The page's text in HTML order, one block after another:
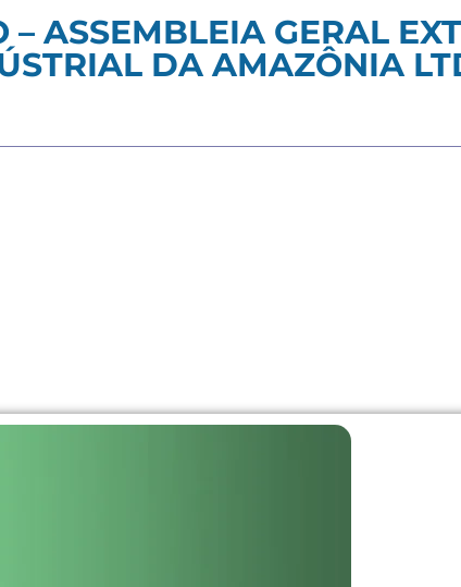
ASSEMBLEIA GERAL
DA AMAZÔNIA